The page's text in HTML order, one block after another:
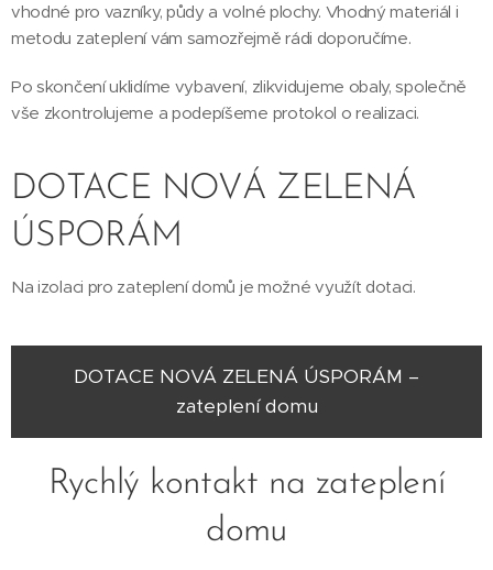
vhodné pro vazníky, půdy a volné plochy. Vhodný materiál i
metodu zateplení vám samozřejmě rádi doporučíme.
Po skončení uklidíme vybavení, zlikvidujeme obaly, společně
vše zkontrolujeme a podepíšeme protokol o realizaci.
DOTACE NOVÁ ZELENÁ
ÚSPORÁM
Na izolaci pro zateplení domů je možné využít dotaci.
DOTACE NOVÁ ZELENÁ ÚSPORÁM –
zateplení domu
Rychlý kontakt na zateplení
domu